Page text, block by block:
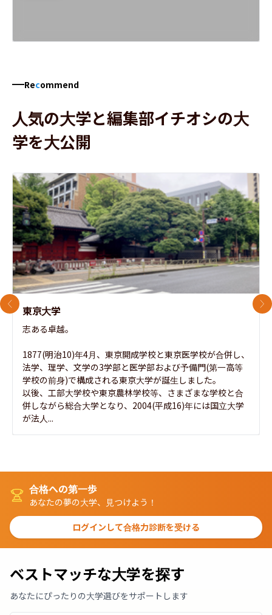
Recommend
人気の大学と編集部イチオシの大
学を大公開
東京大学
志ある卓越。
1877(明治10)年4月、東京開成学校と東京医学校が合併し、
法学、理学、文学の3学部と医学部および予備門(第一高等
学校の前身)で構成される東京大学が誕生しました。
以後、工部大学校や東京農林学校等、さまざまな学校と合
併しながら総合大学となり、2004(平成16)年には国立大学
が法人...
前のスライド 次
合格への第一歩
あなたの夢の大学、見つけよう！
ログインして合格力診断を受ける
ベストマッチな大学を探す
あなたにぴったりの大学選びをサポートします